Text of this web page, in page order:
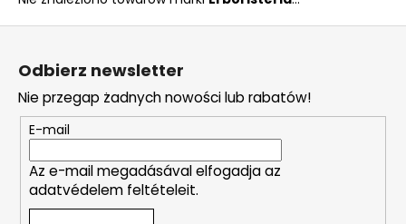
e
g
o
s
z
u
a
s
S
Odbierz newsletter
Nie przegap żadnych nowości lub rabatów!
E-mail
Az e-mail megadásával elfogadja az
adatvédelem feltételeit.